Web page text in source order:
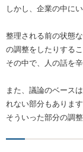
しかし、企業の中に
整理される前の状態
の調整をしたりするこ
その中で、人の話を
また、議論のベース
れない部分もあります
そういった部分の調